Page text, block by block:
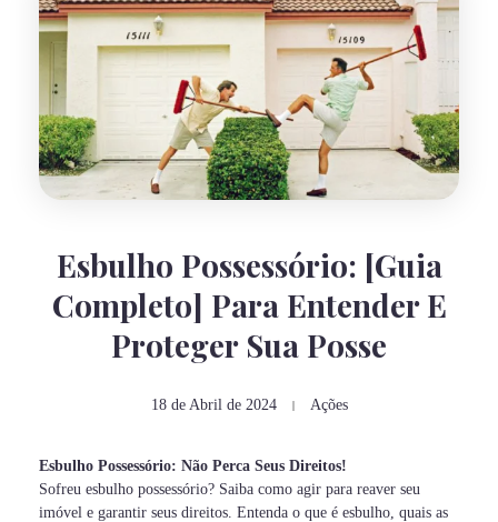
Esbulho Possessório: [Guia
Completo] Para Entender E
Proteger Sua Posse
18 de Abril de 2024 Ações
Esbulho Possessório: Não Perca Seus Direitos!
Sofreu esbulho possessório? Saiba como agir para reaver seu
imóvel e garantir seus direitos. Entenda o que é esbulho, quais as